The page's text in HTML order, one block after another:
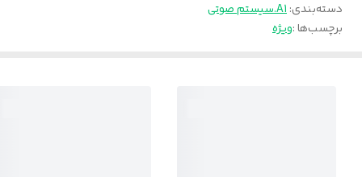
دسته‌بندی:A1.سیستم صوتی
برچسب‌ها :ویژه